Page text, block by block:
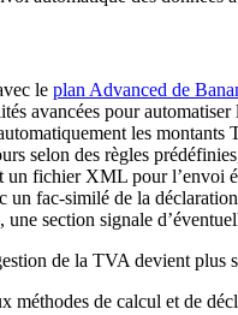
le plan Advanced de
avancées pour
les montants
selon des règles
un fichier XML pour l’envoi
un fac-similé de la
section signale
de la TVA devient plus
méthodes de calcul et de